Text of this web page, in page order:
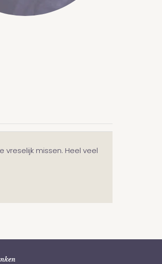
vreselijk missen. Heel veel